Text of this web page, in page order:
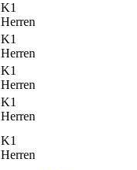
K1
Herren
K1
Herren
K1
Herren
K1
Herren
K1
Herren